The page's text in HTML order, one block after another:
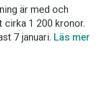
är med och
1 200 kronor.
7 januari. Läs mer